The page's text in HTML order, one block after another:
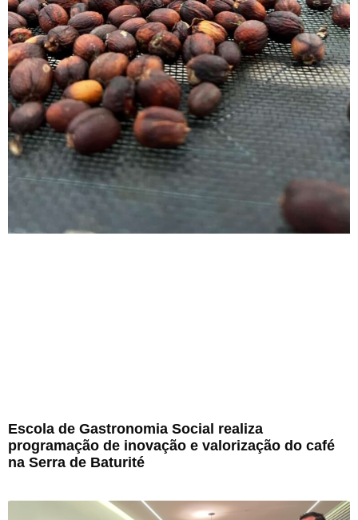
Escola de Gastronomia Social realiza
programação de inovação e valorização do café
na Serra de Baturité